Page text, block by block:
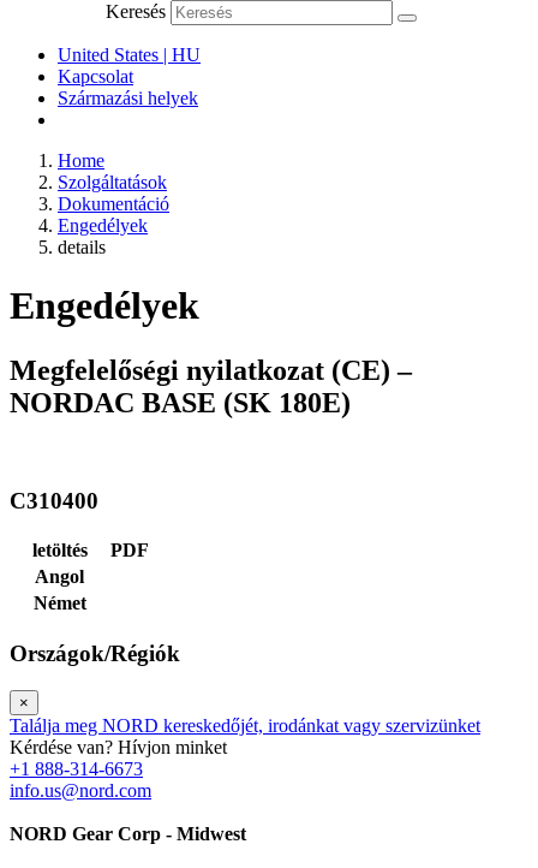
Keresés
United States | HU
Kapcsolat
Származási helyek
Home
Szolgáltatások
Dokumentáció
Engedélyek
details
Engedélyek
Megfelelőségi nyilatkozat (CE) –
NORDAC BASE (SK 180E)
C310400
letöltés
PDF
Angol
Német
Országok/Régiók
×
Találja meg NORD kereskedőjét, irodánkat vagy szervizünket
Kérdése van? Hívjon minket
+1 888-314-6673
info.us@nord.com
NORD Gear Corp - Midwest